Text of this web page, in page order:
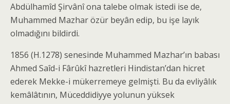
Abdülhamîd Şirvânî ona talebe olmak istedi ise de,
Muhammed Mazhar özür beyân edip, bu işe layık
olmadığını bildirdi.
1856 (H.1278) senesinde Muhammed Mazhar’ın babası
Ahmed Saîd-i Fârûkî hazretleri Hindistan’dan hicret
ederek Mekke-i mükerremeye gelmişti. Bu da evliyâlık
kemâlâtının, Müceddidiyye yolunun yüksek